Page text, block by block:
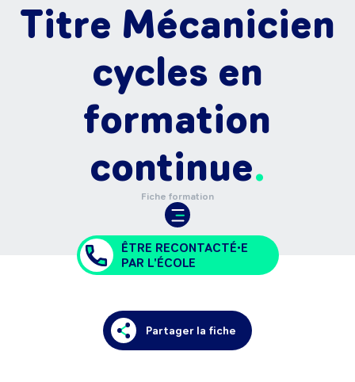
Titre Mécanicien
cycles en
formation
continue
Fiche formation
ÊTRE RECONTACTÉ•E
PAR L'ÉCOLE
Partager la fiche